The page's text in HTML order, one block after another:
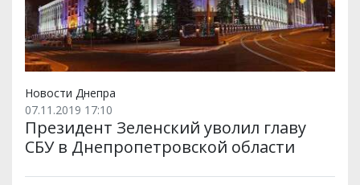
Новости Днепра
07.11.2019 17:10
Президент Зеленский уволил главу
СБУ в Днепропетровской области